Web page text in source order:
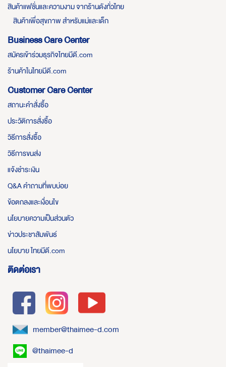
สินค้าแฟชั่นและความงาม จากร้านดังทั่วไทย
สินค้าเพื่อสุขภาพ สำหรับแม่และเด็ก
Business Care Center
สมัครเข้าร่วมธุรกิจไทยมีดี.com
ร้านค้าในไทยมีดี.com
Customer Care Center
สถานะคำสั่งซื้อ
ประวัติการสั่งซื้อ
วิธีการสั่งซื้อ
วิธีการขนส่ง
แจ้งชำระเงิน
Q&A คำถามที่พบบ่อย
ข้อตกลงและเงื่อนไข
นโยบายความเป็นส่วนตัว
ข่าวประชาสัมพันธ์
นโยบาย ไทยมีดี.com
ติดต่อเรา
member@thaimee-d.com
@thaimee-d